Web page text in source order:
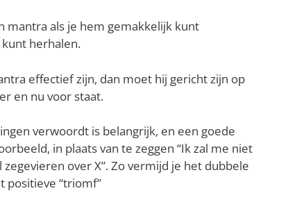
mantra als je hem gemakkelijk kunt
herhalen.
effectief zijn, dan moet hij gericht zijn op
en nu voor staat.
verwoordt is belangrijk, en een goede
in plaats van te zeggen “Ik zal me niet
zegevieren over X”. Zo vermijd je het dubbele
positieve “triomf”